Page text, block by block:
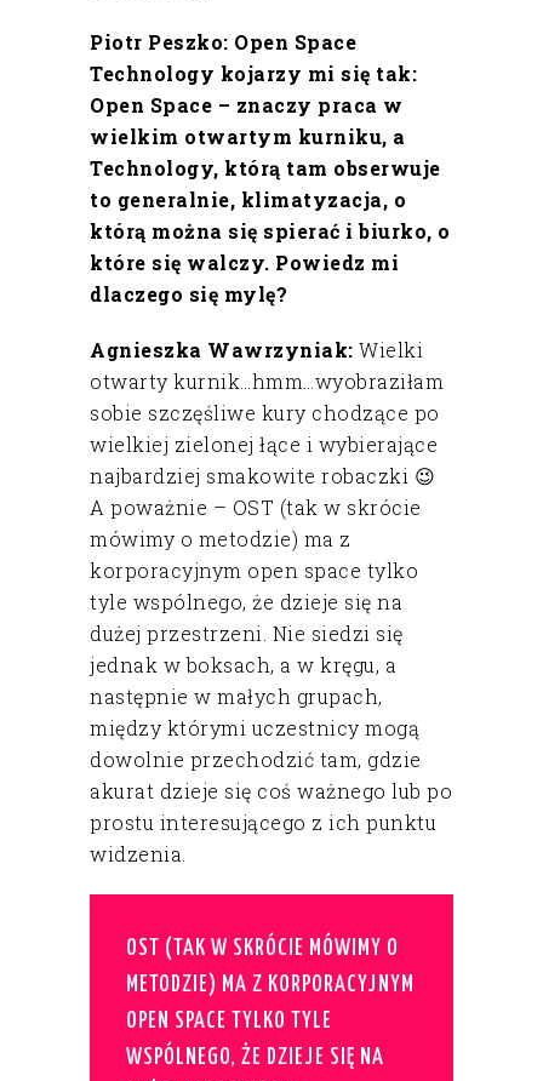
Piotr Peszko: Open Space
Technology kojarzy mi się tak:
Open Space – znaczy praca w
wielkim otwartym kurniku, a
Technology, którą tam obserwuje
to generalnie, klimatyzacja, o
którą można się spierać i biurko, o
które się walczy. Powiedz mi
dlaczego się mylę?
Agnieszka Wawrzyniak: Wielki
otwarty kurnik…hmm…wyobraziłam
sobie szczęśliwe kury chodzące po
wielkiej zielonej łące i wybierające
najbardziej smakowite robaczki 😉
A poważnie – OST (tak w skrócie
mówimy o metodzie) ma z
korporacyjnym open space tylko
tyle wspólnego, że dzieje się na
dużej przestrzeni. Nie siedzi się
jednak w boksach, a w kręgu, a
następnie w małych grupach,
między którymi uczestnicy mogą
dowolnie przechodzić tam, gdzie
akurat dzieje się coś ważnego lub po
prostu interesującego z ich punktu
widzenia.
OST (TAK W SKRÓCIE MÓWIMY O
METODZIE) MA Z KORPORACYJNYM
OPEN SPACE TYLKO TYLE
WSPÓLNEGO, ŻE DZIEJE SIĘ NA